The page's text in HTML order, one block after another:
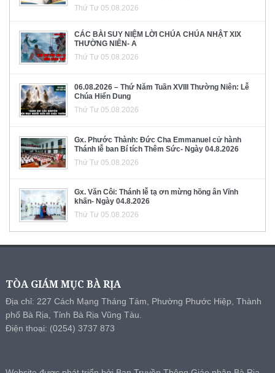
Thứ Tư 05.08.2026
CÁC BÀI SUY NIỆM LỜI CHÚA CHÚA NHẬT XIX
THƯỜNG NIÊN- A
Thứ Tư 05.08.2026
06.08.2026 – Thứ Năm Tuần XVIII Thường Niên: Lễ
Chúa Hiển Dung
Thứ Tư 05.08.2026
Gx. Phước Thành: Đức Cha Emmanuel cử hành
Thánh lễ ban Bí tích Thêm Sức- Ngày 04.8.2026
Thứ Tư 05.08.2026
Gx. Văn Côi: Thánh lễ tạ ơn mừng hồng ân Vĩnh
khấn- Ngày 04.8.2026
Thứ Tư 05.08.2026
TÒA GIÁM MỤC BÀ RỊA
Địa chỉ: 227 Cách Mạng Tháng Tám, Phường Phước Hiệp, Thành
phố Bà Rịa, Tỉnh Bà Rịa Vũng Tàu.
Điện thoại: (0254) 3737 873